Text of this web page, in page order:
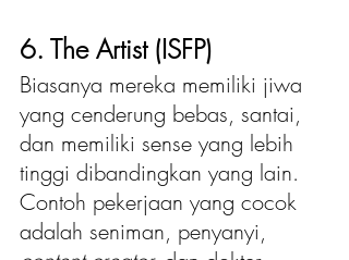
6. The Artist (ISFP)
Biasanya mereka memiliki jiwa
yang cenderung bebas, santai,
dan memiliki sense yang lebih
tinggi dibandingkan yang lain.
Contoh pekerjaan yang cocok
adalah seniman, penyanyi,